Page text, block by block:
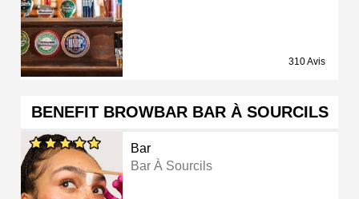
310 Avis
BENEFIT BROWBAR BAR À SOURCILS
Bar
Bar À Sourcils